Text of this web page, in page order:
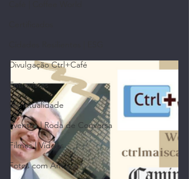
Divulgação Ctrl+Café
Entrevistas
Espiritualidade
Eventos | Roda de Conversa
Filmes | Vídeos
Fotos com Amigos